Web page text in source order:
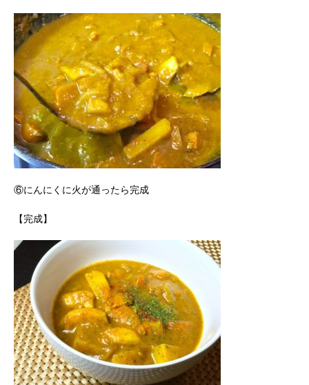
⑥にんにくに火が通ったら完成
【完成】